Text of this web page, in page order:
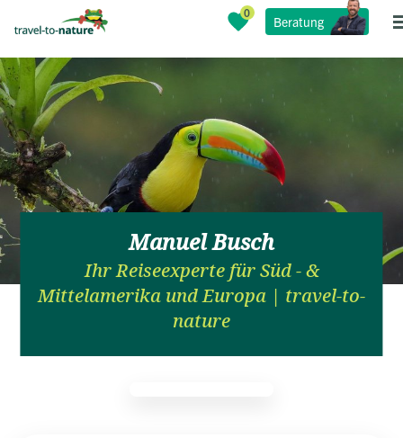
Beratung
Manuel Busch
Ihr Reiseexperte für Süd - &
Mittelamerika und Europa | travel-to-
nature